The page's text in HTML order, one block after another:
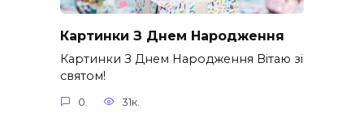
Картинки З Днем Народження
Картинки З Днем Народження Вітаю зі
святом!
0 31к.